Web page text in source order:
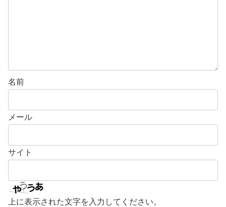
名前
メール
サイト
上に表示された文字を入力してください。